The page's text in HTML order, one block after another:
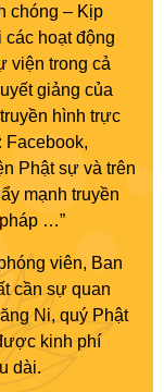
chóng – Kịp
các hoạt động
viện trong cả
giảng của
hình trực
Facebook,
Phật sự và trên
mạnh truyền
…”
viên, Ban
cần sự quan
Ni, quý Phật
kinh phí
dài.